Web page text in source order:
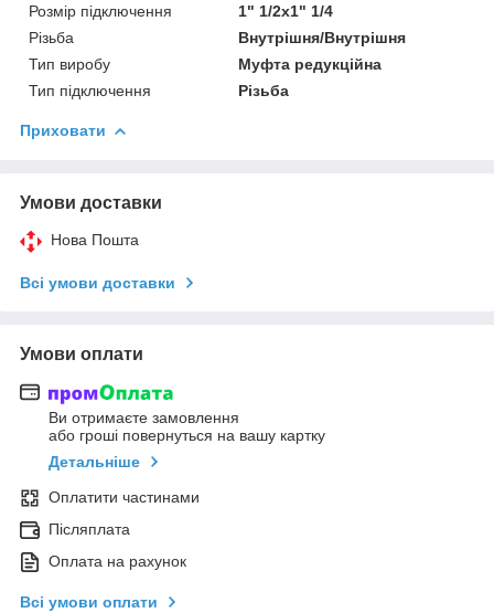
Розмір підключення
1" 1/2х1" 1/4
Різьба
Внутрішня/Внутрішня
Тип виробу
Муфта редукційна
Тип підключення
Різьба
Приховати
Умови доставки
Нова Пошта
Всі умови доставки
Умови оплати
Ви отримаєте замовлення
або гроші повернуться на вашу картку
Детальніше
Оплатити частинами
Післяплата
Оплата на рахунок
Всі умови оплати